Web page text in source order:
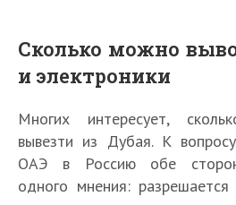
Сколько можно
и электроники
Многих интересует,
вывезти из Дубая. К
ОАЭ в Россию обе
одного мнения: разрешается